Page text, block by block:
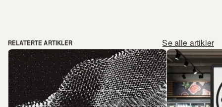
RELATERTE ARTIKLER Se alle artikler